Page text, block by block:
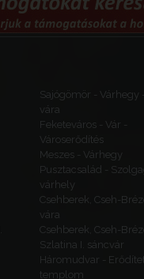
Sajógömör - Várhegy
vára
Feketeváros - Vár -
Városerődítés
Meszes - Várhegy
Pusztacsalád -
várhely
Csehberek, Cseh-
vára
Csehberek, Cseh-
Szlatina I. sáncvár
Háromudvar -
templom